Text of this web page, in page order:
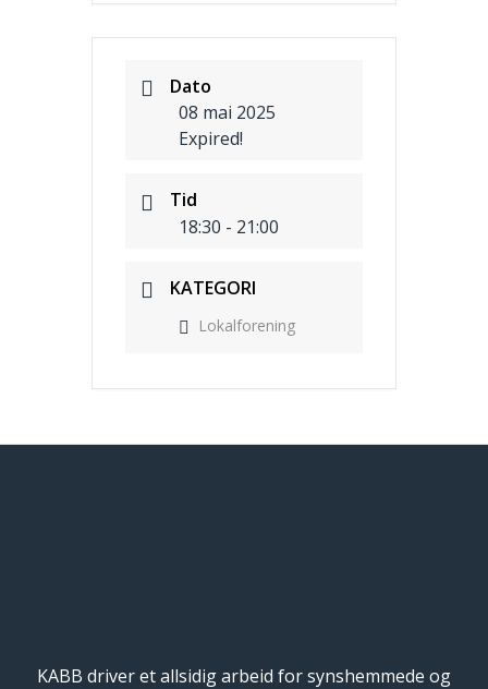
Dato
08 mai 2025
Expired!
Tid
18:30 - 21:00
KATEGORI
Lokalforening
KABB driver et allsidig arbeid for synshemmede og